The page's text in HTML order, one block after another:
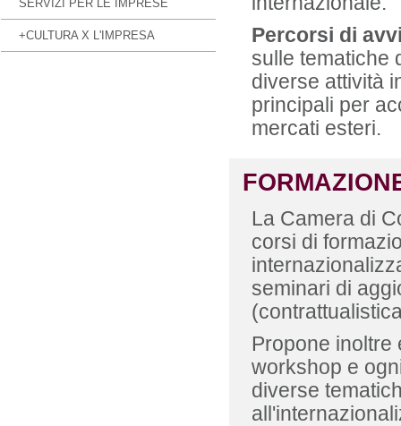
SERVIZI PER LE IMPRESE
+CULTURA X L'IMPRESA
Percorsi di
sulle tematiche
diverse attività
principali per
mercati esteri.
La Camera di
corsi di
seminari di
Propone inoltre
workshop e
diverse